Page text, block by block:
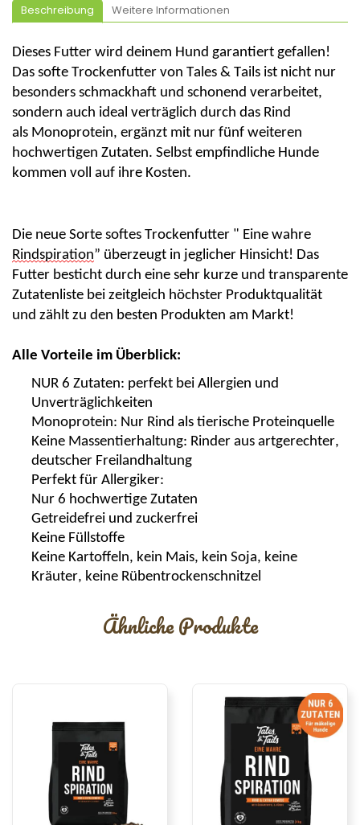
Beschreibung Weitere Informationen
Dieses Futter wird deinem Hund garantiert gefallen!
Das softe Trockenfutter von Tales & Tails ist nicht nur
besonders schmackhaft und schonend verarbeitet,
sondern auch ideal verträglich durch das Rind
als Monoprotein, ergänzt mit nur fünf weiteren
hochwertigen Zutaten. Selbst empfindliche Hunde
kommen voll auf ihre Kosten.
Die neue Sorte softes Trockenfutter " Eine wahre
Rindspiration” überzeugt in jeglicher Hinsicht! Das
Futter besticht durch eine sehr kurze und transparente
Zutatenliste bei zeitgleich höchster Produktqualität
und zählt zu den besten Produkten am Markt!
Alle Vorteile im Überblick:
NUR 6 Zutaten: perfekt bei Allergien und
Unverträglichkeiten
Monoprotein: Nur Rind als tierische Proteinquelle
Keine Massentierhaltung: Rinder aus artgerechter,
deutscher Freilandhaltung
Perfekt für Allergiker:
Nur 6 hochwertige Zutaten
Getreidefrei und zuckerfrei
Keine Füllstoffe
Keine Kartoffeln, kein Mais, kein Soja, keine
Kräuter, keine Rübentrockenschnitzel
Ähnliche Produkte